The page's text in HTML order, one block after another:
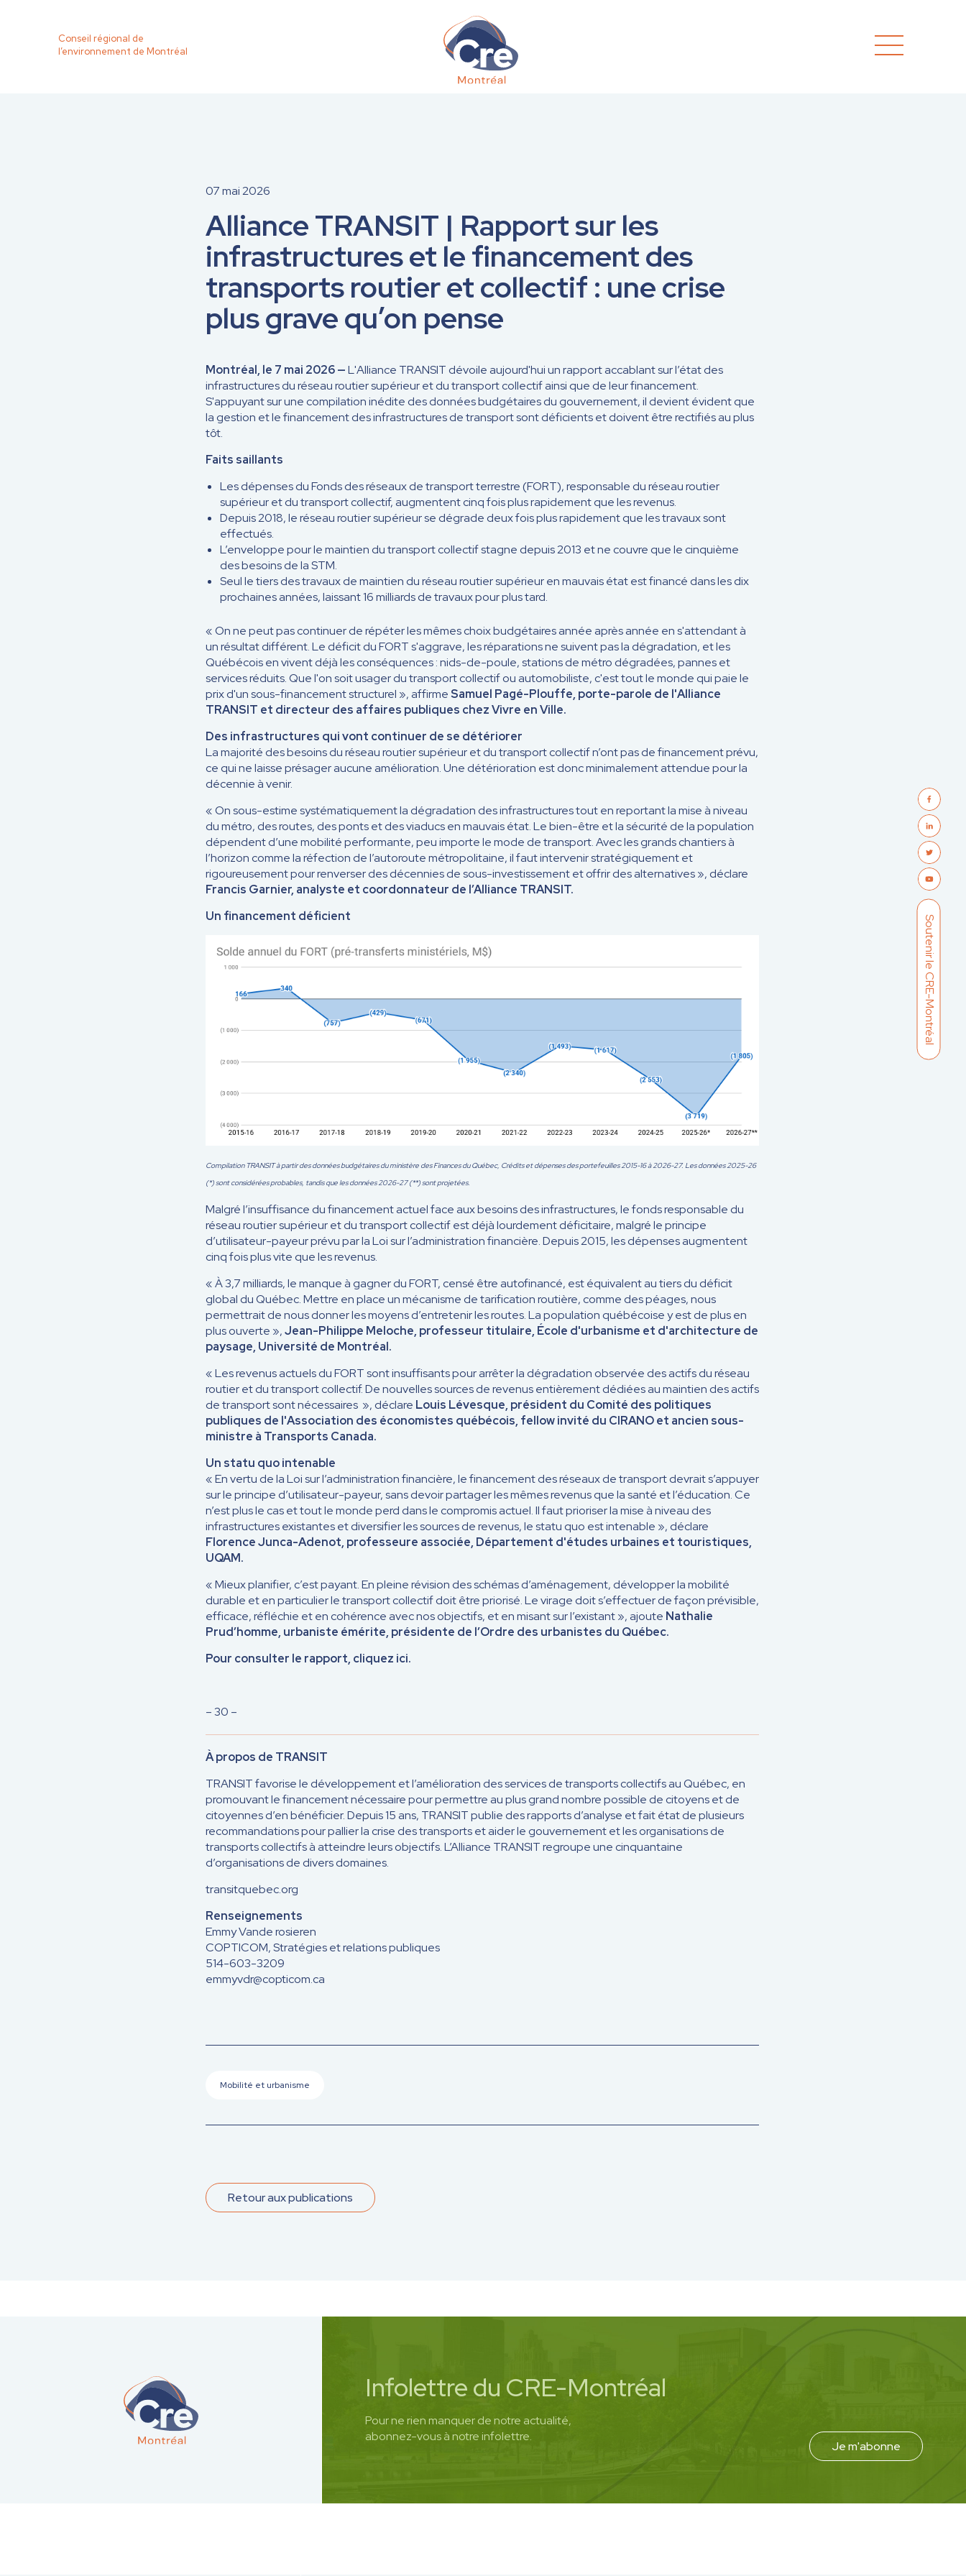
Conseil régional de
l’environnement de Montréal
Soutenir le CRE-Montréal
Alliance TRANSIT | Rapport sur les
infrastructures et le financement des
transports routier et collectif : une crise
plus grave qu’on pense
07 mai 2026
Montréal, le 7 mai 2026 —L'Alliance TRANSIT dévoile aujourd'hui un rapport accablant sur l’état des
infrastructures du réseau routier supérieur et du transport collectif ainsi que de leur financement.
S'appuyant sur une compilation inédite des données budgétaires du gouvernement, il devient évident que
la gestion et le financement des infrastructures de transport sont déficients et doivent être rectifiés au plus
tôt.
Faits saillants
Les dépenses du Fonds des réseaux de transport terrestre (FORT), responsable du réseau routier
supérieur et du transport collectif, augmentent cinq fois plus rapidement que les revenus.
Depuis 2018, le réseau routier supérieur se dégrade deux fois plus rapidement que les travaux sont
effectués.
L’enveloppe pour le maintien du transport collectif stagne depuis 2013 et ne couvre que le cinquième
des besoins de la STM.
Seul le tiers des travaux de maintien du réseau routier supérieur en mauvais état est financé dans les dix
prochaines années, laissant 16 milliards de travaux pour plus tard.
« On ne peut pas continuer de répéter les mêmes choix budgétaires année après année en s'attendant à
un résultat différent. Le déficit du FORT s'aggrave, les réparations ne suivent pas la dégradation, et les
Québécois en vivent déjà les conséquences : nids-de-poule, stations de métro dégradées, pannes et
services réduits. Que l'on soit usager du transport collectif ou automobiliste, c'est tout le monde qui paie le
prix d'un sous-financement structurel », affirmeSamuel Pagé-Plouffe, porte-parole de l'Alliance
TRANSIT et directeur des affaires publiques chez Vivre en Ville.
Des infrastructures qui vont continuer de se détériorer
La majorité des besoins du réseau routier supérieur et du transport collectif n’ont pas de financement prévu,
ce qui ne laisse présager aucune amélioration. Une détérioration est donc minimalement attendue pour la
décennie à venir.
« On sous-estime systématiquement la dégradation des infrastructures tout en reportant la mise à niveau
du métro, des routes, des ponts et des viaducs en mauvais état. Le bien-être et la sécurité de la population
dépendent d’une mobilité performante, peu importe le mode de transport. Avec les grands chantiers à
l’horizon comme la réfection de l’autoroute métropolitaine, il faut intervenir stratégiquement et
rigoureusement pour renverser des décennies de sous-investissement et offrir des alternatives », déclare
Francis Garnier, analyste et coordonnateur de l’Alliance TRANSIT.
Un financement déficient
Compilation TRANSIT à partir des données budgétaires du ministère des Finances du Québec, Crédits et dépenses des portefeuilles 2015-16 à 2026-27. Les données 2025-26
(*) sont considérées probables, tandis que les données 2026-27 (**) sont projetées.
Malgré l’insuffisance du financement actuel face aux besoins des infrastructures, le fonds responsable du
réseau routier supérieur et du transport collectif est déjà lourdement déficitaire, malgré le principe
d’utilisateur-payeur prévu par la Loi sur l’administration financière. Depuis 2015, les dépenses augmentent
cinq fois plus vite que les revenus.
« À 3,7 milliards, le manque à gagner du FORT, censé être autofinancé, est équivalent au tiers du déficit
global du Québec. Mettre en place un mécanisme de tarification routière, comme des péages, nous
permettrait de nous donner les moyens d’entretenir les routes. La population québécoise y est de plus en
plus ouverte »,Jean-Philippe Meloche, professeur titulaire, École d'urbanisme et d'architecture de
paysage, Université de Montréal.
« Les revenus actuels du FORT sont insuffisants pour arrêter la dégradation observée des actifs du réseau
routier et du transport collectif. De nouvelles sources de revenus entièrement dédiées au maintien des actifs
de transport sont nécessaires », déclare Louis Lévesque, président du Comité des politiques
publiques de l'Association des économistes québécois, fellow invité du CIRANO et ancien sous-
ministre à Transports Canada.
Un statu quo intenable
« En vertu de la Loi sur l’administration financière, le financement des réseaux de transport devrait s’appuyer
sur le principe d’utilisateur-payeur, sans devoir partager les mêmes revenus que la santé et l’éducation. Ce
n’est plus le cas et tout le monde perd dans le compromis actuel. Il faut prioriser la mise à niveau des
infrastructures existantes et diversifier les sources de revenus, le statu quo est intenable », déclare
Florence Junca-Adenot, professeure associée, Département d'études urbaines et touristiques,
UQAM.
« Mieux planifier, c’est payant. En pleine révision des schémas d’aménagement, développer la mobilité
durable et en particulier le transport collectif doit être priorisé. Le virage doit s’effectuer de façon prévisible,
efficace, réfléchie et en cohérence avec nos objectifs, et en misant sur l’existant », ajoute Nathalie
Prud’homme, urbaniste émérite, présidente de l’Ordre des urbanistes du Québec.
Pour consulter le rapport, cliquez ici.
– 30 –
À propos de TRANSIT
TRANSIT favorise le développement et l’amélioration des services de transports collectifs au Québec, en
promouvant le financement nécessaire pour permettre au plus grand nombre possible de citoyens et de
citoyennes d’en bénéficier. Depuis 15 ans, TRANSIT publie des rapports d’analyse et fait état de plusieurs
recommandations pour pallier la crise des transports et aider le gouvernement et les organisations de
transports collectifs à atteindre leurs objectifs. L’Alliance TRANSIT regroupeune cinquantaine
d’organisationsde divers domaines.
transitquebec.org
Renseignements
Emmy Vande rosieren
COPTICOM, Stratégies et relations publiques
514-603-3209
emmyvdr@copticom.ca
Mobilité et urbanisme
Retour aux publications
Infolettre du CRE-Montréal
Pour ne rien manquer de notre actualité,
abonnez-vous à notre infolettre.
Je m'abonne